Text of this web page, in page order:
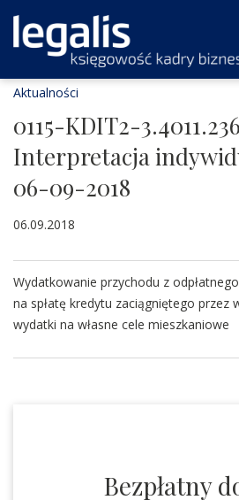
Aktualności
0115-KDIT2-
Interpretacja
06-09-2018
06.09.2018
Wydatkowanie przychodu z
na spłatę kredytu zaciągniętego przez
wydatki na własne cele mieszkaniowe
Bezpłatny